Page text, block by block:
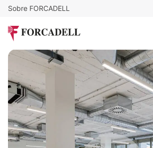
Sobre FORCADELL
PASEO DE GRACIA. ZONA PRIME
885 m²